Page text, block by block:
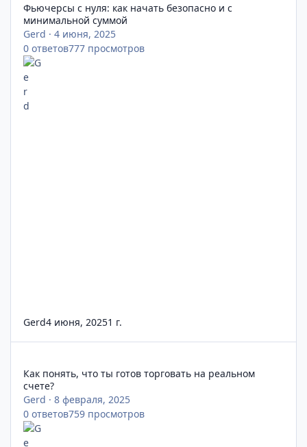
Фьючерсы с нуля: как начать безопасно и с
минимальной суммой
Gerd ·4 июня, 2025
0 ответов777 просмотров
Gerd4 июня, 20251 г.
Как понять, что ты готов торговать на реальном
счете?
Gerd ·8 февраля, 2025
0 ответов759 просмотров